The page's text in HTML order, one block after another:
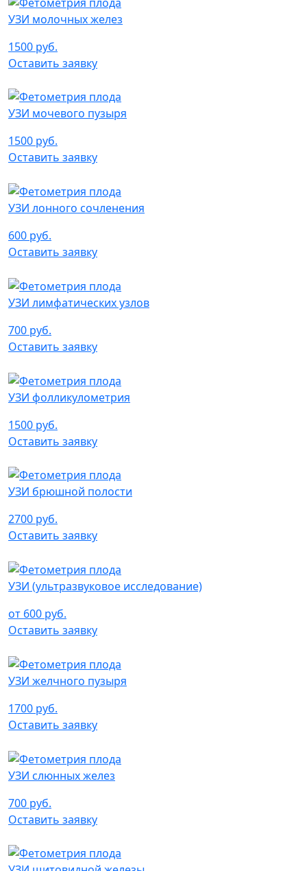
УЗИ молочных желез
1500 руб.
Оставить заявку
УЗИ мочевого пузыря
1500 руб.
Оставить заявку
УЗИ лонного сочленения
600 руб.
Оставить заявку
УЗИ лимфатических узлов
700 руб.
Оставить заявку
УЗИ фолликулометрия
1500 руб.
Оставить заявку
УЗИ брюшной полости
2700 руб.
Оставить заявку
УЗИ (ультразвуковое исследование)
от 600 руб.
Оставить заявку
УЗИ желчного пузыря
1700 руб.
Оставить заявку
УЗИ слюнных желез
700 руб.
Оставить заявку